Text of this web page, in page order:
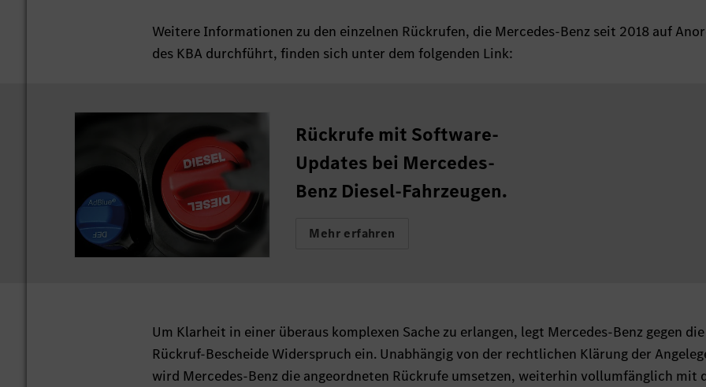
Weitere Informationen zu den einzelnen Rückrufen, die Mercedes-Benz seit 2018 auf
des KBA durchführt, finden sich unter dem folgenden Link:
Rückrufe mit Software-
Updates bei Mercedes-
Benz Diesel-Fahrzeugen.
Mehr erfahren
Um Klarheit in einer überaus komplexen Sache zu erlangen, legt Mercedes-Benz gegen die
Rückruf-Bescheide Widerspruch ein. Unabhängig von der rechtlichen Klärung der
wird Mercedes-Benz die angeordneten Rückrufe umsetzen, weiterhin vollumfänglich mit